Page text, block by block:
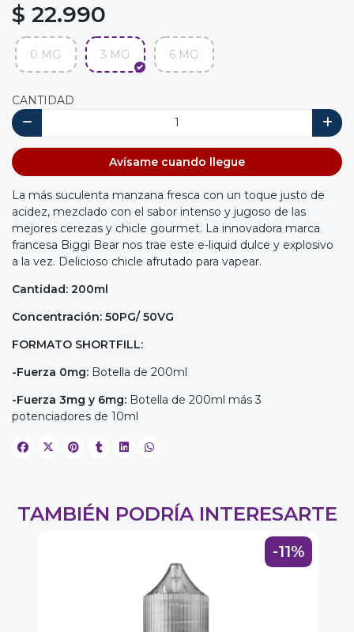
$ 22.990
0 MG 3 MG 6 MG
CANTIDAD
Avísame cuando llegue
La más suculenta manzana fresca con un toque justo de
acidez, mezclado con el sabor intenso y jugoso de las
mejores cerezas y chicle gourmet. La innovadora marca
francesa Biggi Bear nos trae este e-liquid dulce y explosivo
a la vez. Delicioso chicle afrutado para vapear.
Cantidad: 200ml
Concentración: 50PG/ 50VG
FORMATO SHORTFILL:
-Fuerza 0mg: Botella de 200ml
-Fuerza 3mg y 6mg: Botella de 200ml más 3
potenciadores de 10ml
TAMBIÉN PODRÍA INTERESARTE
-11%